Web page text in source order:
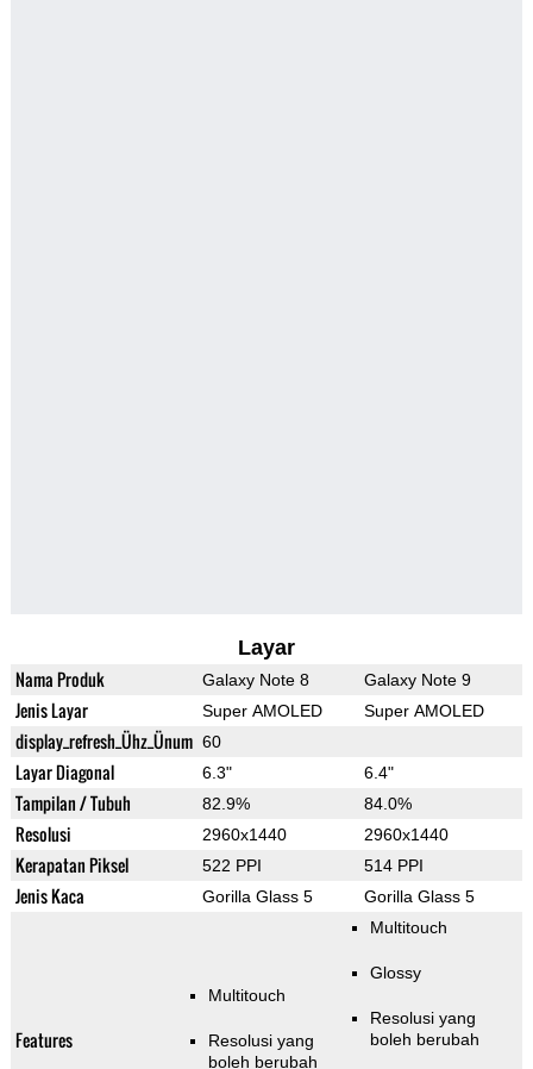
Layar
Nama Produk Galaxy Note 8 Galaxy Note 9
Jenis Layar Super AMOLED Super AMOLED
display_refresh_Ühz_Ünum 60
Layar Diagonal 6.3" 6.4"
Tampilan / Tubuh 82.9% 84.0%
Resolusi 2960x1440 2960x1440
Kerapatan Piksel 522 PPI 514 PPI
Jenis Kaca Gorilla Glass 5 Gorilla Glass 5
Features
Multitouch
Resolusi yang
boleh berubah
Multitouch
Glossy
Resolusi yang
boleh berubah